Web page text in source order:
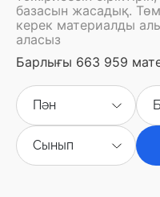
базасын жасадық.
керек материалды
аласыз
Барлығы 663 959
Пән
Сынып